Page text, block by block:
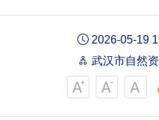
2026-05-19
武汉市自然